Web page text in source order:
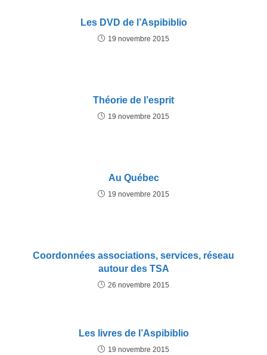
Les DVD de l’Aspibiblio
19 novembre 2015
Théorie de l’esprit
19 novembre 2015
Au Québec
19 novembre 2015
Coordonnées associations, services, réseau
autour des TSA
26 novembre 2015
Les livres de l’Aspibiblio
19 novembre 2015